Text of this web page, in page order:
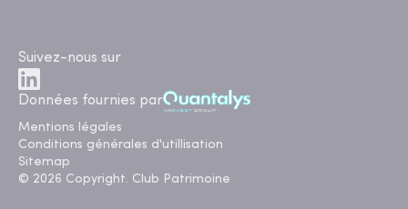
Suivez-nous sur
Données fournies par
Mentions légales
Conditions générales d'utillisation
Sitemap
© 2026 Copyright. Club Patrimoine